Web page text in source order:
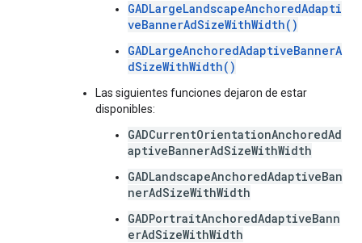
GADLargeLandscapeAnchoredAdapti
veBannerAdSizeWithWidth()
GADLargeAnchoredAdaptiveBannerA
dSizeWithWidth()
Las siguientes funciones dejaron de estar
disponibles:
GADCurrentOrientationAnchoredAd
aptiveBannerAdSizeWithWidth
GADLandscapeAnchoredAdaptiveBan
nerAdSizeWithWidth
GADPortraitAnchoredAdaptiveBann
erAdSizeWithWidth